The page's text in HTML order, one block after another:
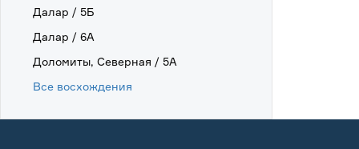
Далар / 5Б
Далар / 6А
Доломиты, Северная / 5А
Все восхождения